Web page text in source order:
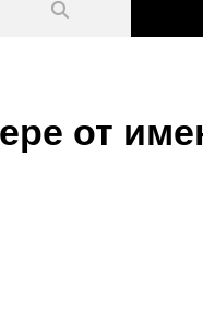
от